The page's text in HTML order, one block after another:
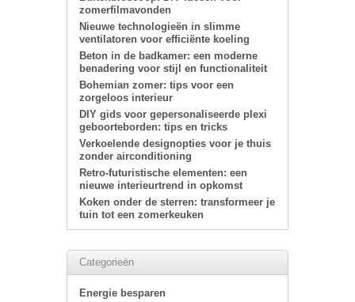
zomerfilmavonden
Nieuwe technologieën in slimme
ventilatoren voor efficiënte koeling
Beton in de badkamer: een moderne
benadering voor stijl en functionaliteit
Bohemian zomer: tips voor een
zorgeloos interieur
DIY gids voor gepersonaliseerde plexi
geboorteborden: tips en tricks
Verkoelende designopties voor je thuis
zonder airconditioning
Retro-futuristische elementen: een
nieuwe interieurtrend in opkomst
Koken onder de sterren: transformeer je
tuin tot een zomerkeuken
Categorieën
Energie besparen